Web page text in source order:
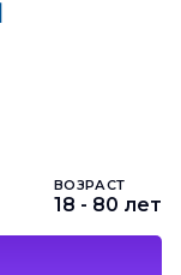
ВОЗРАСТ
18 - 80 лет